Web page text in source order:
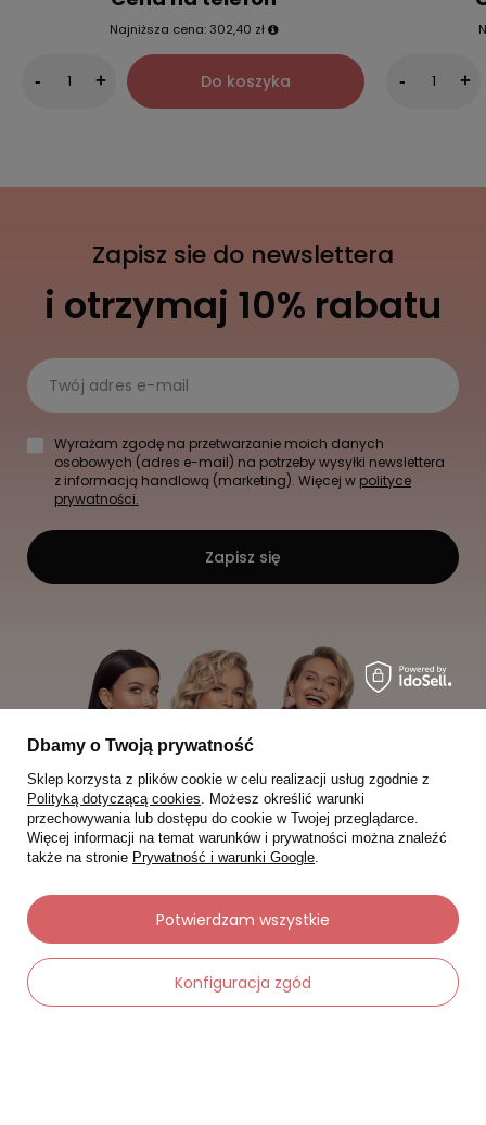
Najniższa cena: 302,40 zł
- + Do koszyka - +
Zapisz sie do newslettera
i otrzymaj 10% rabatu
Twój adres e-mail
Wyrażam zgodę na przetwarzanie moich danych
osobowych (adres e-mail) na potrzeby wysyłki newslettera
z informacją handlową (marketing). Więcej w polityce
prywatności.
Zapisz się
Moje zamówienia
Status zamówienia
Dbamy o Twoją prywatność
Sklep korzysta z plików cookie w celu realizacji usług zgodnie z
Polityką dotyczącą cookies. Możesz określić warunki
przechowywania lub dostępu do cookie w Twojej przeglądarce.
Więcej informacji na temat warunków i prywatności można znaleźć
także na stronie Prywatność i warunki Google.
Konfiguracja zgód
Potwierdzam wszystkie